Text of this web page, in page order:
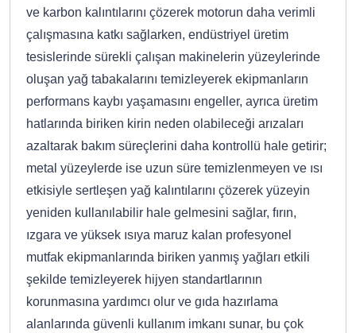
ve karbon kalıntılarını çözerek motorun daha verimli
çalışmasına katkı sağlarken, endüstriyel üretim
tesislerinde sürekli çalışan makinelerin yüzeylerinde
oluşan yağ tabakalarını temizleyerek ekipmanların
performans kaybı yaşamasını engeller, ayrıca üretim
hatlarında biriken kirin neden olabileceği arızaları
azaltarak bakım süreçlerini daha kontrollü hale getirir;
metal yüzeylerde ise uzun süre temizlenmeyen ve ısı
etkisiyle sertleşen yağ kalıntılarını çözerek yüzeyin
yeniden kullanılabilir hale gelmesini sağlar, fırın,
ızgara ve yüksek ısıya maruz kalan profesyonel
mutfak ekipmanlarında biriken yanmış yağları etkili
şekilde temizleyerek hijyen standartlarının
korunmasına yardımcı olur ve gıda hazırlama
alanlarında güvenli kullanım imkanı sunar, bu çok